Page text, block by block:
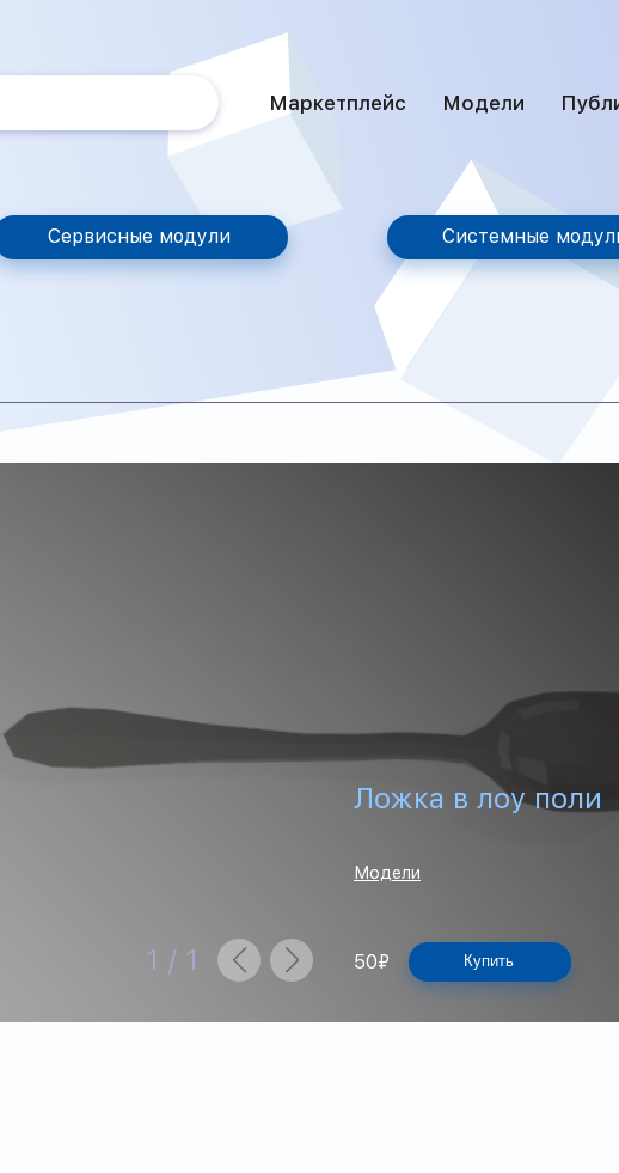
Маркетплейс Модели
Сервисные модули Системные
1 / 1
Ложка в лоу поли
Модели
50₽ Купить